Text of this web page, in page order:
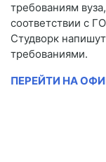
требованиям
соответствии с
Студворк
требованиями.
ПЕРЕЙТИ НА